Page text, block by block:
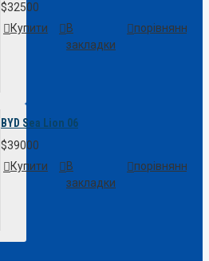
$32500
Купити
В
закладки
порівняння
BYD Sea Lion 06
$39000
Купити
В
закладки
порівняння